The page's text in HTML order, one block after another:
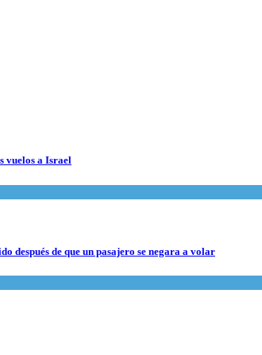
vuelos a Israel
después de que un pasajero se negara a volar